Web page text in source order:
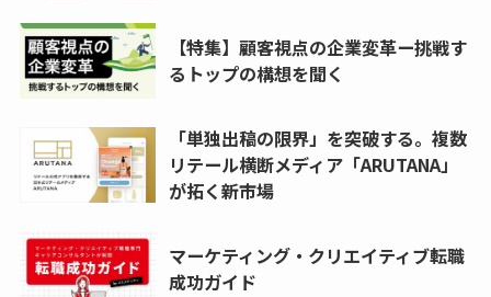
【特集】顧客視点の企業変革ー挑戦す
るトップの構想を聞く
「単独出稿の限界」を突破する。複数
リテール横断メディア「ARUTANA」
が拓く新市場
マーケティング・クリエイティブ転職
成功ガイド